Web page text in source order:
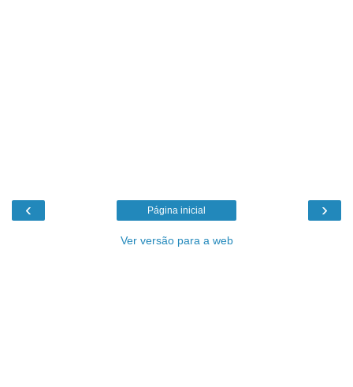
‹ ›
Página inicial
Ver versão para a web